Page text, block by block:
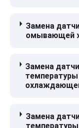
Замена
омывающей
Замена
температуры
Замена